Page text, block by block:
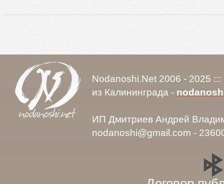
Nodanoshi.Net 2006 - 2025
из Калининграда -
ИП Дмитриев Андрей
nodanoshi@gmail.com -